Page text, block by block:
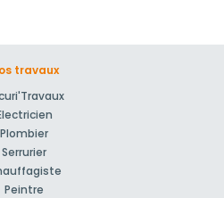
travaux
Plombier
Serrurier
Peintre